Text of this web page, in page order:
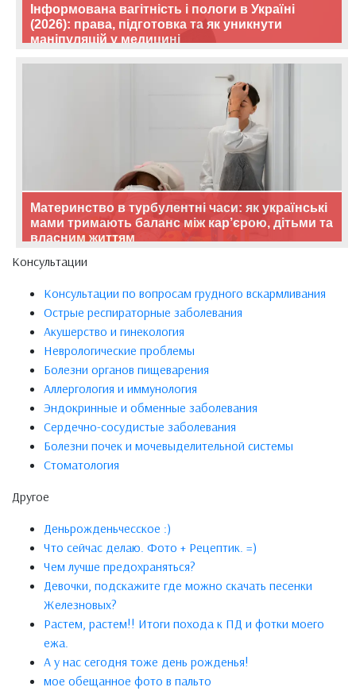
Інформована вагітність і пологи в Україні
(2026): права, підготовка та як уникнути
маніпуляцій у медицині
Материнство в турбулентні часи: як українські
мами тримають баланс між кар’єрою, дітьми та
власним життям
Консультации
Консультации по вопросам грудного вскармливания
Острые респираторные заболевания
Акушерство и гинекология
Неврологические проблемы
Болезни органов пищеварения
Аллергология и иммунология
Эндокринные и обменные заболевания
Сердечно-сосудистые заболевания
Болезни почек и мочевыделительной системы
Стоматология
Другое
Деньрожденьчесское :)
Что сейчас делаю. Фото + Рецептик. =)
Чем лучше предохраняться?
Девочки, подскажите где можно скачать песенки
Железновых?
Растем, растем!! Итоги похода к ПД и фотки моего
ежа.
А у нас сегодня тоже день рожденья!
мое обещанное фото в пальто